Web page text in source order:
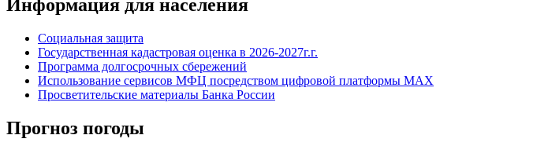
Информация для населения
Социальная защита
Государственная кадастровая оценка в 2026-2027г.г.
Программа долгосрочных сбережений
Использование сервисов МФЦ посредством цифровой платформы MAX
Просветительские материалы Банка России
Прогноз погоды